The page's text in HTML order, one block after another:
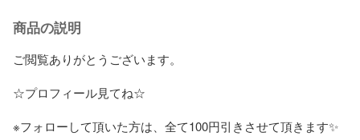
商品の説明
ご閲覧ありがとうございます。
☆プロフィール見てね☆
※フォローして頂いた方は、全て100円引きさせて頂きます✨